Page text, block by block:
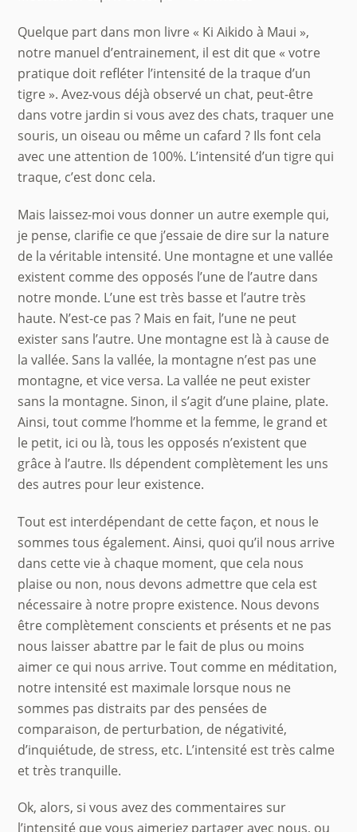
Quelque part dans mon livre « Ki Aikido à Maui »,
notre manuel d’entrainement, il est dit que « votre
pratique doit refléter l’intensité de la traque d’un
tigre ». Avez-vous déjà observé un chat, peut-être
dans votre jardin si vous avez des chats, traquer une
souris, un oiseau ou même un cafard ? Ils font cela
avec une attention de 100%. L’intensité d’un tigre qui
traque, c’est donc cela.
Mais laissez-moi vous donner un autre exemple qui,
je pense, clarifie ce que j’essaie de dire sur la nature
de la véritable intensité. Une montagne et une vallée
existent comme des opposés l’une de l’autre dans
notre monde. L’une est très basse et l’autre très
haute. N’est-ce pas ? Mais en fait, l’une ne peut
exister sans l’autre. Une montagne est là à cause de
la vallée. Sans la vallée, la montagne n’est pas une
montagne, et vice versa. La vallée ne peut exister
sans la montagne. Sinon, il s’agit d’une plaine, plate.
Ainsi, tout comme l’homme et la femme, le grand et
le petit, ici ou là, tous les opposés n’existent que
grâce à l’autre. Ils dépendent complètement les uns
des autres pour leur existence.
Tout est interdépendant de cette façon, et nous le
sommes tous également. Ainsi, quoi qu’il nous arrive
dans cette vie à chaque moment, que cela nous
plaise ou non, nous devons admettre que cela est
nécessaire à notre propre existence. Nous devons
être complètement conscients et présents et ne pas
nous laisser abattre par le fait de plus ou moins
aimer ce qui nous arrive. Tout comme en méditation,
notre intensité est maximale lorsque nous ne
sommes pas distraits par des pensées de
comparaison, de perturbation, de négativité,
d’inquiétude, de stress, etc. L’intensité est très calme
et très tranquille.
Ok, alors, si vous avez des commentaires sur
l’intensité que vous aimeriez partager avec nous, ou